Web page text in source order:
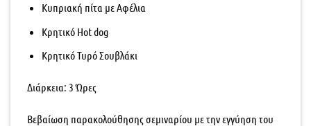
Κυπριακή πίτα με Αφέλια
Κρητικό Hot dog
Κρητικό Τυρό Σουβλάκι
Διάρκεια: 3 Ώρες
Βεβαίωση παρακολούθησης σεμιναρίου με την εγγύηση του